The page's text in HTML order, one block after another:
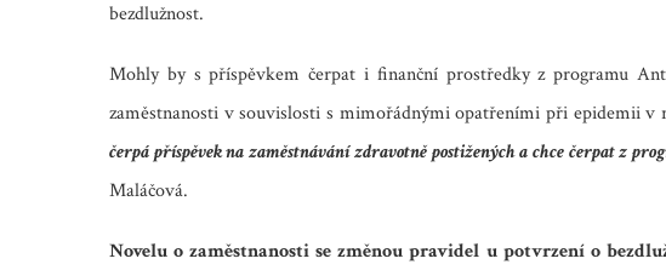
bezdlužnost.
Mohly by s příspěvkem čerpat i finanční prostředky z programu
zaměstnanosti v souvislosti s mimořádnými opatřeními při epidemii v
čerpá příspěvek na zaměstnávání zdravotně postižených a chce čerpat z
Maláčová.
Novelu o zaměstnanosti se změnou pravidel u potvrzení o